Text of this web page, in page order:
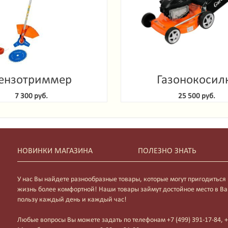
GTG 52-2
7 300 руб.
самоходная
25 500 руб.
НОВИНКИ МАГАЗИНА ПОЛЕЗНО ЗНАТЬ
У нас Вы найдете разнообразные товары, которые могут
жизнь более комфортной! Наши товары займут достойное место в
пользу каждый день и каждый час!
Любые вопросы Вы можете задать по телефонам +7 (499) 391-17-84,